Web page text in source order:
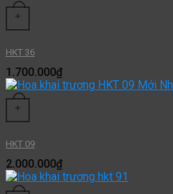
+
HKT 36
1.700.000₫
+
HKT 09
2.000.000₫